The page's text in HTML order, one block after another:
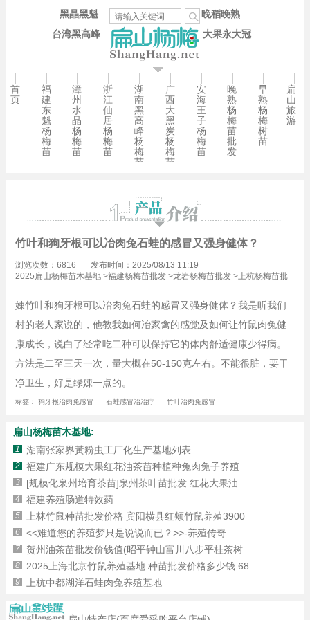
台湾黑高峰
晚稻晚熟
大果永大冠
黑晶黑魁
首
页
福
建
东
魁
杨
梅
苗
漳
州
水
晶
杨
梅
苗
浙
江
仙
居
杨
梅
苗
湖
南
黑
高
峰
杨
梅
苗
广
西
大
黑
炭
杨
梅
苗
安
海
王
子
杨
梅
苗
晚
熟
杨
梅
苗
批
发
早
熟
杨
梅
树
苗
扁
山
旅
游
竹叶和狗牙根可以冶肉兔石蛙的感冒又强身健体？
浏览次数：6816
发布时间：2025/08/13 11:19
2025扁山杨梅苗木基地>福建杨梅苗批发>龙岩杨梅苗批发>上杭杨梅苗批
娕竹叶和狗牙根可以冶肉兔石蛙的感冒又强身健体？我是听我们
村的老人家说的，他教我如何冶家禽的感觉及如何让竹鼠肉兔健
康成长，说白了经常吃二种可以保持它的体内舒适健康少得病。
方法是二至三天一次，量大概在50-150克左右。不能很脏，要干
净卫生，好是绿娕一点的。
标签： 狗牙根冶肉兔感冒 石蛙感冒冶冶疗 竹叶冶肉兔感冒
扁山杨梅苗木基地:
1 湖南张家界黃粉虫工厂化生产基地列表
2 福建广东规模大果红花油茶苗种植种兔肉兔子养殖
3 [规模化泉州培育茶苗]泉州茶叶苗批发.红花大果油
4 福建养殖肠道特效药
5 上林竹鼠种苗批发价格 宾阳横县红颊竹鼠养殖3900
6 <<难道您的养殖梦只是说说而已？>>-养殖传奇
7 贺州油茶苗批发价钱值(昭平钟山富川八步平桂茶树
8 2025上海北京竹鼠养殖基地 种苗批发价格多少钱 68
9 上杭中都湖洋石蛙肉兔养殖基地